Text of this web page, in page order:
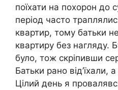
поїхати на похорон до
період часто
квартир, тому батьки
квартиру без нагляду.
було, тож скріпивши
Батьки рано від’їхали,
Цілий день я